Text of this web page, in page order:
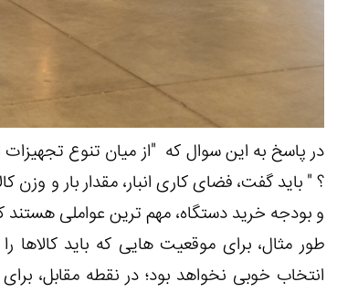
در پاسخ به این سوال که "از میان تنوع تجهیزات
؟ " باید گفت، فضای کاری انبار، مقدار بار و
و بودجه خرید دستگاه، مهم ترین عواملی هستند